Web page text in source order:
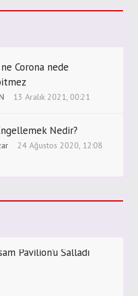
Corona nede
13 Aralık 2021, 00:21
Nedir?
24 Ağustos 2020, 12:08
Pavilion’u Salladı